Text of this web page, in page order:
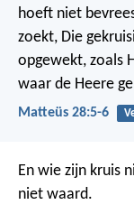
hoeft niet
zoekt, Die
opgewekt, zoals
waar de Heere
Matteüs 28:5-6
En wie zijn kruis
niet waard.